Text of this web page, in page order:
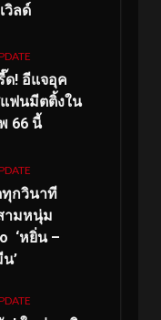
วิลด์
ด! อีแจอุค
ฟนมีตติ้งใน
66 นี้
กวินาที
ามหนุ่ม
‘หยิ่น –
’